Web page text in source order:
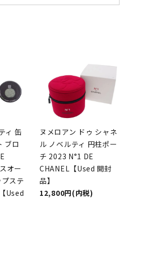
ィ 缶
ブロ
オー
ステ
Used
ヌメロアン ドゥ シャネ
ル ノベルティ 円柱ポー
チ 2023 N°1 DE
CHANEL【Used 開封
品】
12,800円(内税)